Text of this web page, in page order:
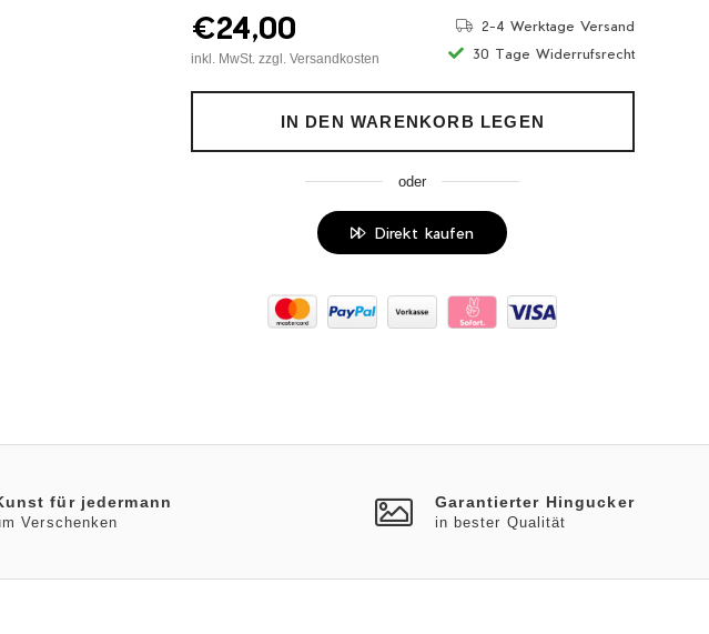
Normaler
Preis
€24,00
inkl. MwSt. zzgl. Versandkosten
2-4 Werktage Versand
30 Tage Widerrufsrecht
IN DEN WARENKORB LEGEN
oder
Direkt kaufen
für jedermann
Verschenken
Garantierter Hingucker
in bester Qualität